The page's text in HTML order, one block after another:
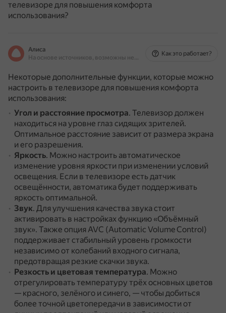
телевизоре для повышения комфорта
использования?
Алиса
На основе источников, возможны неточности
Как это работает?
Некоторые дополнительные функции, которые можно
настроить в телевизоре для повышения комфорта
использования:
Угол и расстояние просмотра. Телевизор должен
находиться на уровне глаз сидящих зрителей.
Оптимальное расстояние зависит от размера экрана
и его разрешения.
Яркость. Можно настроить автоматическое
изменение уровня яркости при изменении условий
освещения. Если в телевизоре есть датчик
освещённости, автоматика будет поддерживать
яркость оптимальной.
Звук. Для улучшения качества звука стоит
активировать в настройках функцию «Объёмный
звук». Также опция AVC (Automatic Volume Control)
поддерживает стабильный уровень громкости
независимо от колебаний входного сигнала,
предотвращая резкие скачки звука.
Резкость и цветовая температура. Можно
отрегулировать температуру трёх основных цветов
— красного, зелёного и синего, — чтобы добиться
более точной цветопередачи в зависимости от